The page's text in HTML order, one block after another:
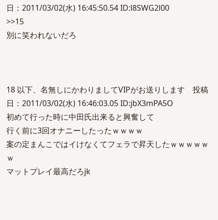
日：2011/03/02(水) 16:45:50.54 ID:l8SWG2l00
>>15
別に笑われないだろ
18 以下、名無しにかわりましてVIPがお送りします 投稿
日：2011/03/02(水) 16:46:03.05 ID:jbX3mPA5O
初めて行った時に中田氏出来ると興奮して
行く前に3回オナニーしたったｗｗｗｗ
案の定まんこではイけなくてフェラで昇天したｗｗｗｗｗ
ｗ
マットプレイ最高だろjk